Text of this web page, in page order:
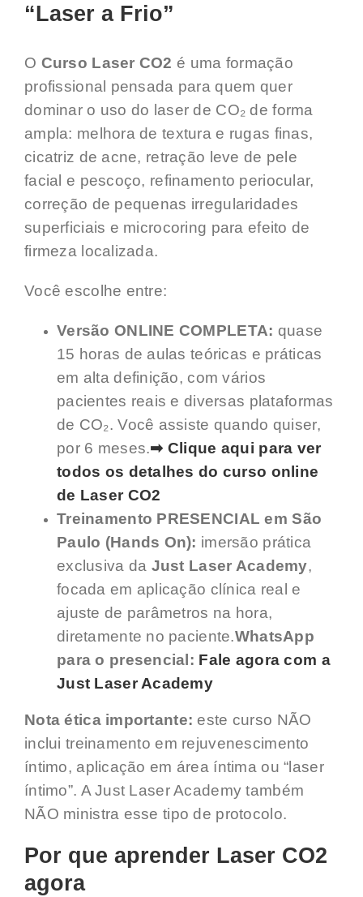
“Laser a Frio”
O Curso Laser CO2 é uma formação
profissional pensada para quem quer
dominar o uso do laser de CO₂ de forma
ampla: melhora de textura e rugas finas,
cicatriz de acne, retração leve de pele
facial e pescoço, refinamento periocular,
correção de pequenas irregularidades
superficiais e microcoring para efeito de
firmeza localizada.
Você escolhe entre:
Versão ONLINE COMPLETA: quase
15 horas de aulas teóricas e práticas
em alta definição, com vários
pacientes reais e diversas plataformas
de CO₂. Você assiste quando quiser,
por 6 meses.➡ Clique aqui para ver
todos os detalhes do curso online
de Laser CO2
Treinamento PRESENCIAL em São
Paulo (Hands On): imersão prática
exclusiva da Just Laser Academy,
focada em aplicação clínica real e
ajuste de parâmetros na hora,
diretamente no paciente.WhatsApp
para o presencial: Fale agora com a
Just Laser Academy
Nota ética importante: este curso NÃO
inclui treinamento em rejuvenescimento
íntimo, aplicação em área íntima ou “laser
íntimo”. A Just Laser Academy também
NÃO ministra esse tipo de protocolo.
Por que aprender Laser CO2
agora